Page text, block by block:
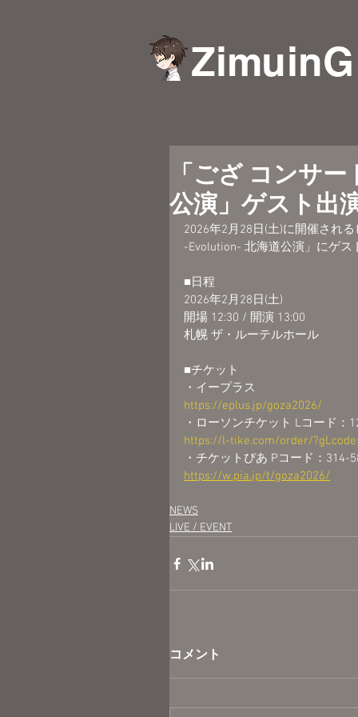
ZimuinG
「ござ コンサ
公演」ゲスト出
2026年2月28日(土)に開催され
-Evolution- 北海道公演」にゲス
■日程
2026年2月28日(土)
開場 12:30 / 開演 13:00
札幌 ザ・ルーテルホール
■チケット
・イープラス
https://eplus.jp/goza2026/
・ローソンチケット Lコード：
https://l-tike.com/order/
・チケットぴあ Pコード：314-
https://w.pia.jp/t/goza2026/
NEWS
LIVE / EVENT
コメント